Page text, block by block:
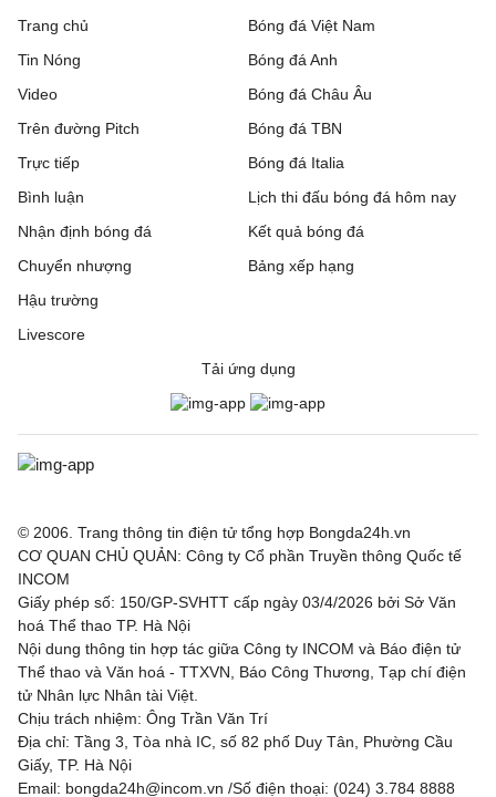
1 - 0 Gyori ETO
Rakow Czestochowa 0 - 0 Hammarby IF
Beitar Jerusalem 1 - 2 Austria Wien
FC Twente 6 - 0
DAC 1904 Dunajska
Hapoel Tel Aviv
3 - 1
Borac Banja Luka 1 - 0 Maxline Vitebsk
Valur 0 - 2 FC Nordsjaella
Bohemian FC
Rijeka 1 - 0 Ilves
Hibernian
Partizan Beograd 3 - 0 Tobol Kostanay
Trang chủ
Tin Nóng
Video
Trên đường Pitch
Trực tiếp
Bóng đá Việt Nam
Bóng đá Anh
Bóng đá Châu Âu
Bóng đá TBN
Bóng đá Italia
Bình luận
Nhận định bóng đá
Chuyển nhượng
Hậu trường
Livescore
Lịch thi đấu bóng đá hôm nay
Kết quả bóng đá
Bảng xếp hạng
Tải ứng dụng
© 2006. Trang thông tin điện tử tổng hợp Bongda24h.vn
CƠ QUAN CHỦ QUẢN: Công ty Cổ phần Truyền thông Quốc tế
INCOM
Giấy phép số: 150/GP-SVHTT cấp ngày 03/4/2026 bởi Sở Văn
hoá Thể thao TP. Hà Nội
Nội dung thông tin hợp tác giữa Công ty INCOM và Báo điện tử
Thể thao và Văn hoá - TTXVN, Báo Công Thương, Tạp chí điện
tử Nhân lực Nhân tài Việt.
Chịu trách nhiệm: Ông Trần Văn Trí
Địa chỉ: Tầng 3, Tòa nhà IC, số 82 phố Duy Tân, Phường Cầu
Giấy, TP. Hà Nội
Email: bongda24h@incom.vn /Số điện thoại: (024) 3.784 8888